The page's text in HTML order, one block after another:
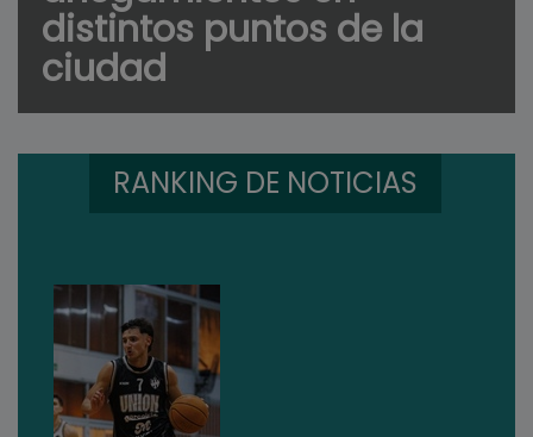
distintos puntos de la
ciudad
RANKING DE NOTICIAS